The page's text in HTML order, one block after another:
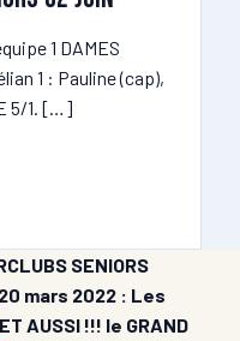
1 DAMES
1 : Pauline (cap),
5/1. […]
SENIORS
mars 2022 : Les
AUSSI !!! le GRAND